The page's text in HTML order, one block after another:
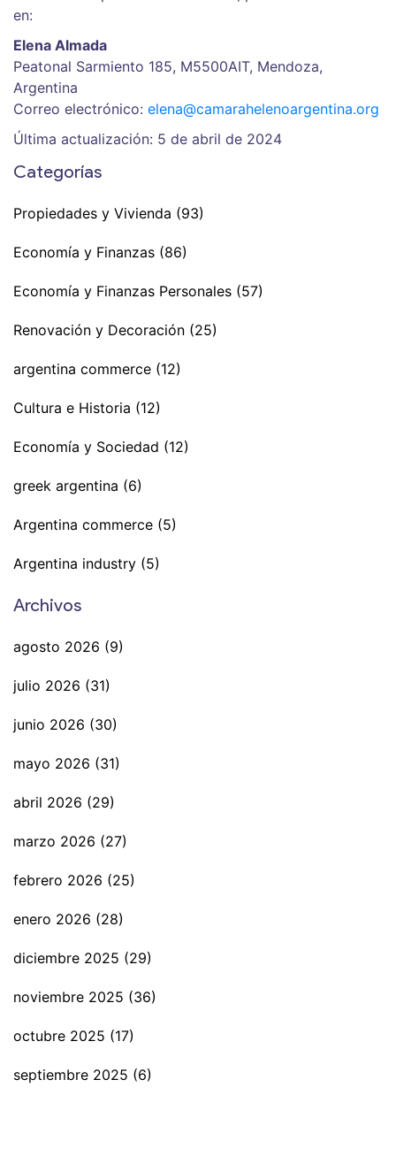
en:
Elena Almada
Peatonal Sarmiento 185, M5500AIT, Mendoza,
Argentina
Correo electrónico: elena@camarahelenoargentina.org
Última actualización: 5 de abril de 2024
Categorías
Propiedades y Vivienda (93)
Economía y Finanzas (86)
Economía y Finanzas Personales (57)
Renovación y Decoración (25)
argentina commerce (12)
Cultura e Historia (12)
Economía y Sociedad (12)
greek argentina (6)
Argentina commerce (5)
Argentina industry (5)
Archivos
agosto 2026 (9)
julio 2026 (31)
junio 2026 (30)
mayo 2026 (31)
abril 2026 (29)
marzo 2026 (27)
febrero 2026 (25)
enero 2026 (28)
diciembre 2025 (29)
noviembre 2025 (36)
octubre 2025 (17)
septiembre 2025 (6)